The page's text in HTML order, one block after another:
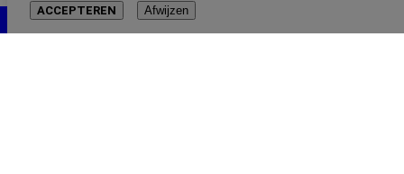
ACCEPTEREN Afwijzen
Cookie toestemming